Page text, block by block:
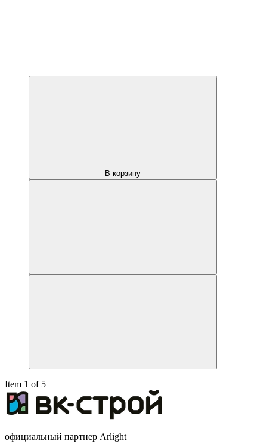
В корзину
Item 1 of 5
официальный партнер Arlight